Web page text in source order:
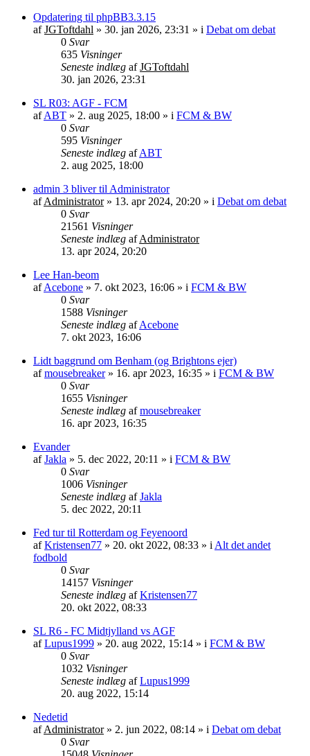
Opdatering til phpBB3.3.15
afJGToftdahl » 30. jan 2026, 23:31 » i Debat om debat
0 Svar
635 Visninger
Seneste indlæg afJGToftdahl
30. jan 2026, 23:31
SL R03: AGF - FCM
afABT » 2. aug 2025, 18:00 » i FCM & BW
0 Svar
595 Visninger
Seneste indlæg afABT
2. aug 2025, 18:00
admin 3 bliver til Administrator
afAdministrator» 13. apr 2024, 20:20 » i Debat om debat
0 Svar
21561 Visninger
Seneste indlæg afAdministrator
13. apr 2024, 20:20
Lee Han-beom
afAcebone » 7. okt 2023, 16:06 » i FCM & BW
0 Svar
1588 Visninger
Seneste indlæg afAcebone
7. okt 2023, 16:06
Lidt baggrund om Benham (og Brightons ejer)
afmousebreaker» 16. apr 2023, 16:35 » i FCM & BW
0 Svar
1655 Visninger
Seneste indlæg afmousebreaker
16. apr 2023, 16:35
Evander
afJakla » 5. dec 2022, 20:11 » i FCM & BW
0 Svar
1006 Visninger
Seneste indlæg afJakla
5. dec 2022, 20:11
Fed tur til Rotterdam og Feyenoord
afKristensen77 » 20. okt 2022, 08:33 » i Alt det andet
fodbold
0 Svar
14157 Visninger
Seneste indlæg afKristensen77
20. okt 2022, 08:33
SL R6 - FC Midtjylland vs AGF
afLupus1999 » 20. aug 2022, 15:14 » i FCM & BW
0 Svar
1032 Visninger
Seneste indlæg afLupus1999
20. aug 2022, 15:14
Nedetid
afAdministrator» 2. jun 2022, 08:14 » i Debat om debat
0 Svar